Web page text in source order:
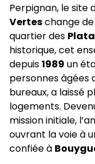
Perpignan, le site
Verteschange
quartier des
historique, cet
depuis1989 un
personnes âgées
bureaux, a laissé
logements.
mission initiale,
ouvrant la voie à
confiée à